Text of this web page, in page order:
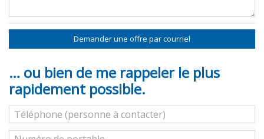
Demander une offre par courriel
… ou bien de me rappeler le plus
rapidement possible.